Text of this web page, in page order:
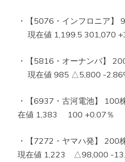
・【5076・インフロニア
現在値 1,199.5 301,070
・【5816・オーナンバ】
現在値 985 △5,800 -
・【6937・古河電池】
在値 1,383 100 +0.07％
・【7272・ヤマハ発】
現在値 1,223 △98,000 -